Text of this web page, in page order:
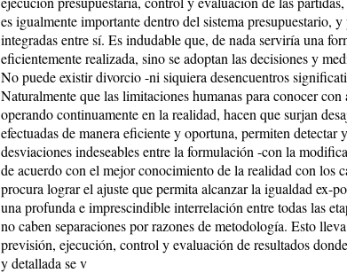
es igualmente importante dentro del sistema presupuestario,
integradas entre sí. Es indudable que, de nada serviría una
eficientemente realizada, sino se adoptan las decisiones y
No puede existir divorcio -ni siquiera desencuentros
Naturalmente que las limitaciones humanas para conocer
operando continuamente en la realidad, hacen que surjan
efectuadas de manera eficiente y oportuna, permiten
desviaciones indeseables entre la formulación -con la
de acuerdo con el mejor conocimiento de la realidad con los
procura lograr el ajuste que permita alcanzar la igualdad ex-
una profunda e imprescindible interrelación entre todas las
no caben separaciones por razones de metodología. Esto
previsión, ejecución, control y evaluación de resultados
y detallada se v